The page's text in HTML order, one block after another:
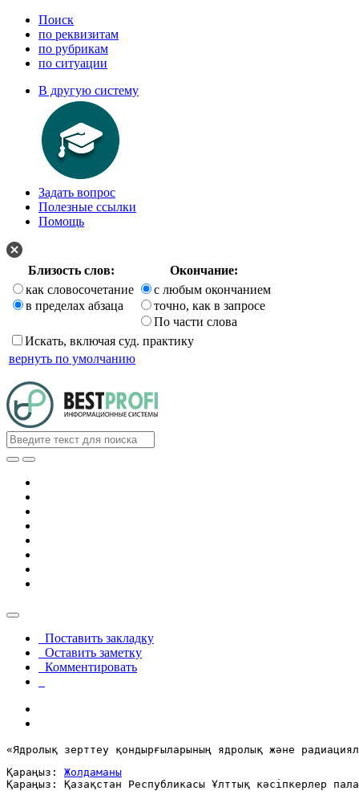
Поиск
по реквизитам
по рубрикам
по ситуации
В другую систему
Задать вопрос
Полезные ссылки
Помощь
Близость слов:
Окончание:
как словосочетание
в пределах абзаца
с любым окончанием
точно, как в запросе
По части слова
Искать, включая суд. практику
вернуть по умолчанию
Поставить закладку
Оставить заметку
Комментировать
«Ядролық зерттеу қондырғыларының ядролық және
Қараңыз: Жолдаманы
Қараңыз: Қазақстан Республикасы Ұлттық кәсіпкерлер